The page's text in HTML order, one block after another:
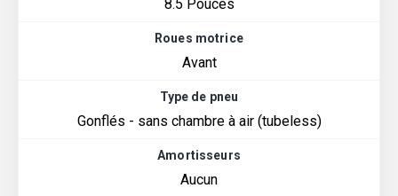
8.5 Pouces
Roues motrice
Avant
Type de pneu
Gonflés - sans chambre à air (tubeless)
Amortisseurs
Aucun